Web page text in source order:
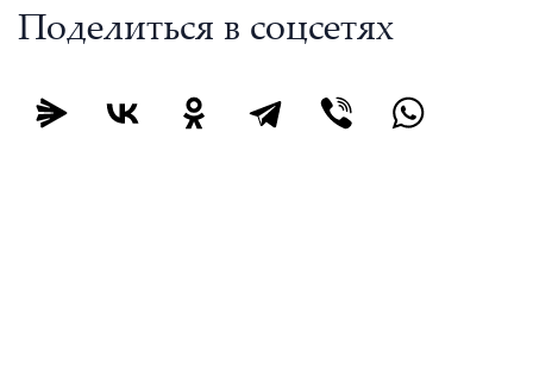
Поделиться в соцсетях